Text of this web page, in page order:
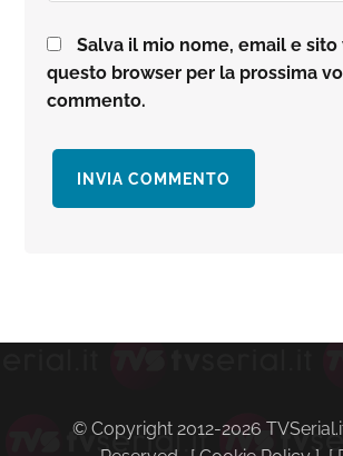
Salva il mio nome, email e sito
questo browser per la prossima
commento.
primaria
© Copyright 2012-2026